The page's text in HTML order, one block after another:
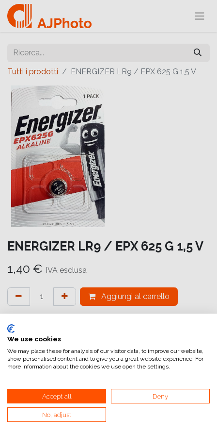
Tutti i prodotti ENERGIZER LR9 / EPX 625 G 1,5 V
ENERGIZER LR9 / EPX 625 G 1,5 V
1,40 € IVA esclusa
Aggiungi al carrello
attualmente non a magazzino
Riferimento interno:E301536800
Energizer EPX625G Alkaline
è una batteria a bottone usa
e getta alcalina con una tensione di
di175 mAh, progettato per fornire alimentazione affidabile e
We use cookies
We may place these for analysis of our visitor data, to improve our website,
show personalised content and to give you a great website experience. For
more information about the cookies we use open the settings.
Accept all Deny
No, adjust